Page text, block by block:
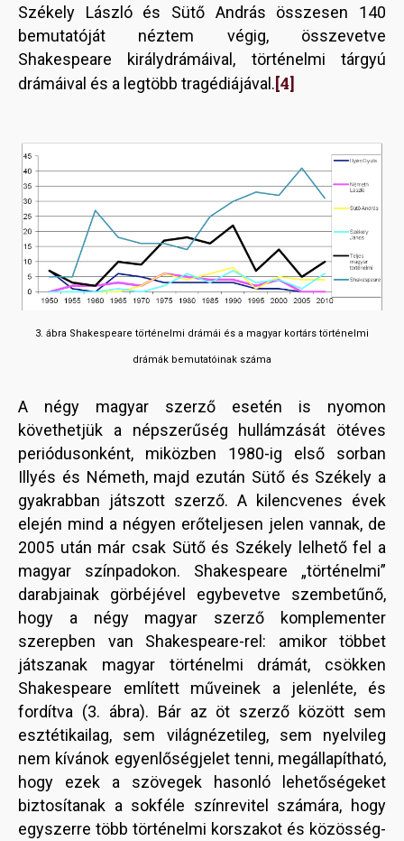
Székely László és Sütő András összesen 140
bemutatóját néztem végig, összevetve
Shakespeare királydrámáival, történelmi tárgyú
drámáival és a legtöbb tragédiájával.[4]
3. ábra Shakespeare történelmi drámái és a magyar kortárs történelmi
drámák bemutatóinak száma
A négy magyar szerző esetén is nyomon
követhetjük a népszerűség hullámzását ötéves
periódusonként, miközben 1980-ig első sorban
Illyés és Németh, majd ezután Sütő és Székely a
gyakrabban játszott szerző. A kilencvenes évek
elején mind a négyen erőteljesen jelen vannak, de
2005 után már csak Sütő és Székely lelhető fel a
magyar színpadokon. Shakespeare „történelmi”
darabjainak görbéjével egybevetve szembetűnő,
hogy a négy magyar szerző komplementer
szerepben van Shakespeare-rel: amikor többet
játszanak magyar történelmi drámát, csökken
Shakespeare említett műveinek a jelenléte, és
fordítva (3. ábra). Bár az öt szerző között sem
esztétikailag, sem világnézetileg, sem nyelvileg
nem kívánok egyenlőségjelet tenni, megállapítható,
hogy ezek a szövegek hasonló lehetőségeket
biztosítanak a sokféle színrevitel számára, hogy
egyszerre több történelmi korszakot és közösség-